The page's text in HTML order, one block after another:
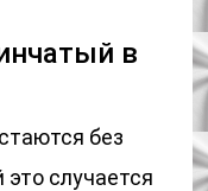
в
без
случается